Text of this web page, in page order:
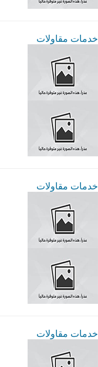
خدمات مقاولات
خدمات مقاولات
خدمات مقاولات